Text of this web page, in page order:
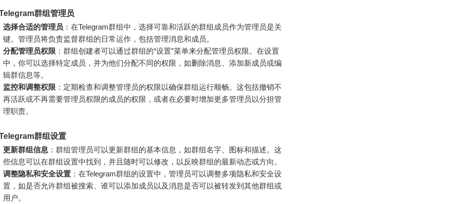
群组管理员
选择合适的管理员 ：在Telegram群组中，选择可靠和活跃的群组成员作为管理员是关
键。管理员将负责监督群组的日常运作，包括管理消息和成员。
分配管理员权限 ：群组创建者可以通过群组的“设置”菜单来分配管理员权限。在设置
中，你可以选择特定成员，并为他们分配不同的权限，如删除消息、添加新成员或编
辑群信息等。
监控和调整权限 ：定期检查和调整管理员的权限以确保群组运行顺畅。这包括撤销不
再活跃或不再需要管理员权限的成员的权限，或者在必要时增加更多管理员以分担管
理职责。
群组设置
更新群组信息 ：群组管理员可以更新群组的基本信息，如群组名字、图标和描述。这
些信息可以在群组设置中找到，并且随时可以修改，以反映群组的最新动态或方向。
调整隐私和安全设置 ：在Telegram群组的设置中，管理员可以调整多项隐私和安全设
置，如是否允许群组被搜索、谁可以添加成员以及消息是否可以被转发到其他群组或
用户。